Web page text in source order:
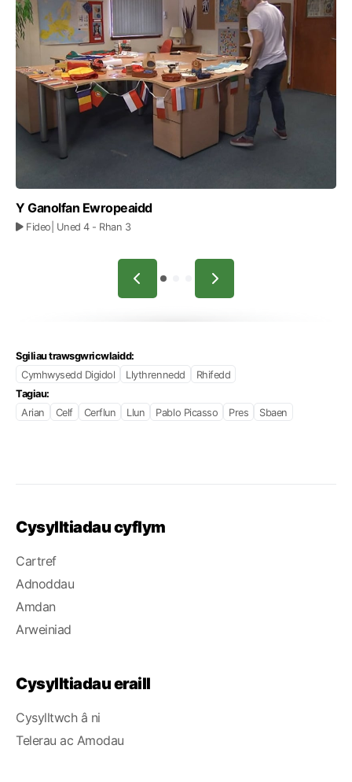
Y Ganolfan Ewropeaidd
Fideo | Uned 4 - Rhan 3
Sgiliau trawsgwricwlaidd:
Cymhwysedd Digidol
Llythrennedd
Rhifedd
Tagiau:
Arian
Celf Cerflun Llun Pablo Picasso Pres Sbaen
Cysylltiadau cyflym
Cartref
Adnoddau
Amdan
Arweiniad
Cysylltiadau eraill
Cysylltwch â ni
Telerau ac Amodau